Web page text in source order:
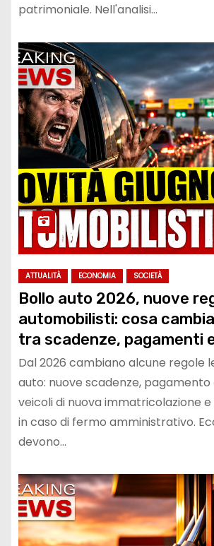
patrimoniale. Nell'analisi…
ATTUALITÀ ECONOMIA SOCIETÀ
Bollo auto 2026, nuove
automobilisti: cosa
tra scadenze, pagamenti
amministrativo
Dal 2026 cambiano alcune regole
auto: nuove scadenze,
veicoli di nuova immatricolazione
in caso di fermo amministrativo.
devono…